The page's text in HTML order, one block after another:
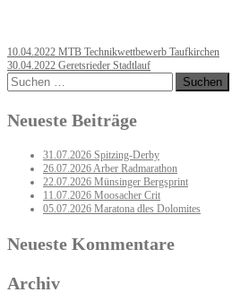
Post
navigation
10.04.2022 MTB Technikwettbewerb Taufkirchen
30.04.2022 Geretsrieder Stadtlauf
Suchen
nach:
Neueste Beiträge
31.07.2026 Spitzing-Derby
26.07.2026 Arber Radmarathon
22.07.2026 Münsinger Bergsprint
11.07.2026 Moosacher Crit
05.07.2026 Maratona dles Dolomites
Neueste Kommentare
Archiv